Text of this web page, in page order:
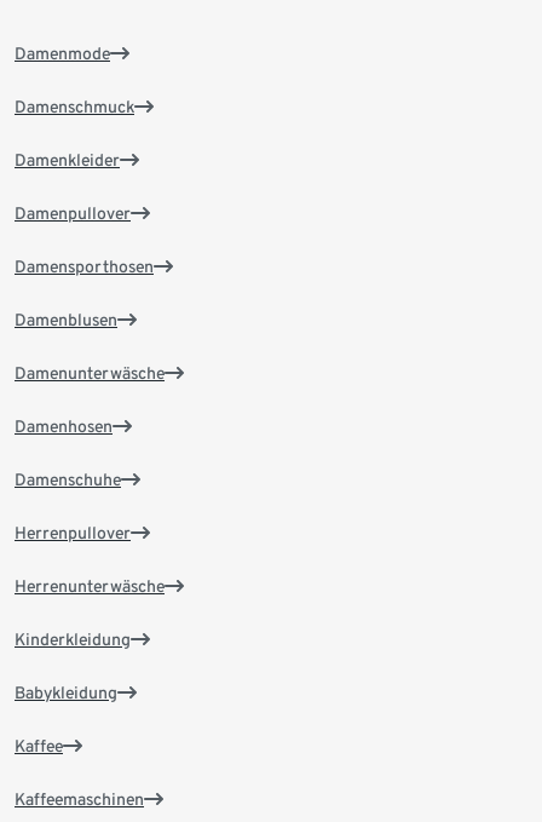
Damenmode
Damenschmuck
Damenkleider
Damenpullover
Damensporthosen
Damenblusen
Damenunterwäsche
Damenhosen
Damenschuhe
Herrenpullover
Herrenunterwäsche
Kinderkleidung
Babykleidung
Kaffee
Kaffeemaschinen